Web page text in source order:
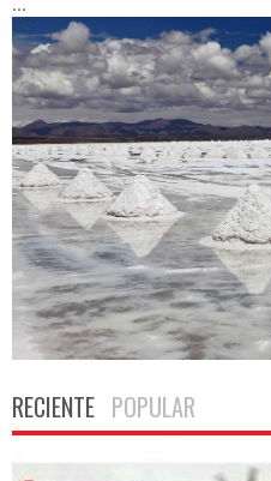
RECIENTE POPULAR